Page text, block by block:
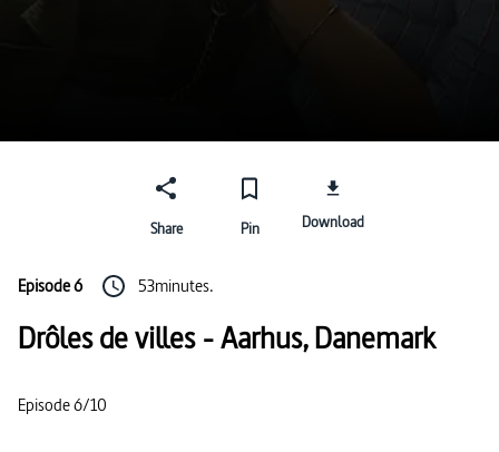
Share Pin Download
Episode 6 53minutes.
Drôles de villes - Aarhus, Danemark
Episode 6/10